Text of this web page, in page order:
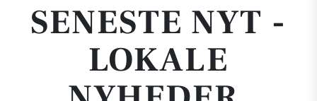
SENESTE NYT -
LOKALE